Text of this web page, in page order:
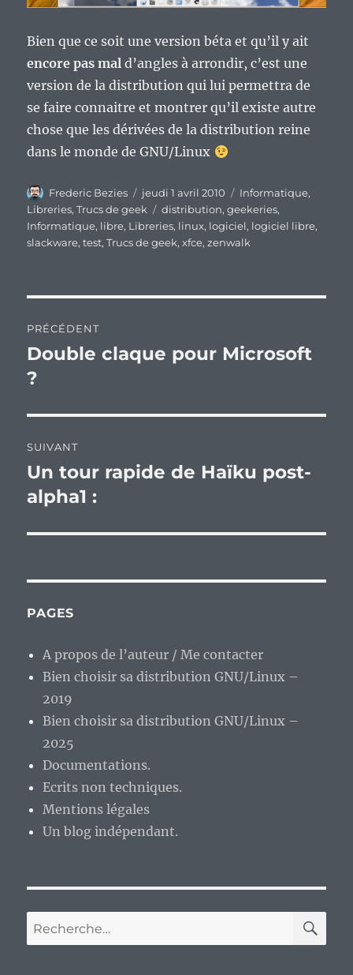
Bien que ce soit une version béta et qu’il y ait
encore pas mal d’angles à arrondir, c’est une
version de la distribution qui lui permettra de
se faire connaitre et montrer qu’il existe autre
chose que les dérivées de la distribution reine
dans le monde de GNU/Linux
Auteur
Frederic Bezies
Publié
le
jeudi 1 avril 2010 Catégories
Informatique,
Libreries,Trucs de geek Étiquettes
distribution,geekeries,
Informatique, libre, Libreries, linux, logiciel, logiciel libre,
slackware,test,Trucs de geek,xfce,zenwalk
de
l’article
PRÉCÉDENT
Publication
précédente :
Double claque pour Microsoft
?
SUIVANT
Publication
suivante :
Un tour rapide de Haïku post-
alpha1 :
PAGES
A propos de l’auteur / Me contacter
Bien choisir sa distribution GNU/Linux –
2019
Bien choisir sa distribution GNU/Linux –
2025
Documentations.
Ecrits non techniques.
Mentions légales
Un blog indépendant.
Recherche
pour :